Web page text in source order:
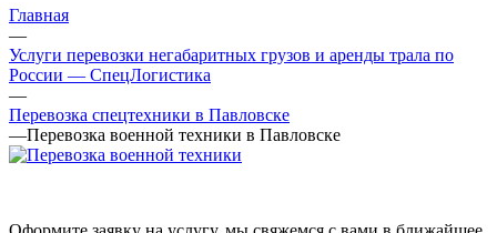
Главная
—
Услуги перевозки негабаритных грузов и аренды трала по
России — СпецЛогистика
—
Перевозка спецтехники в Павловске
—Перевозка военной техники в Павловске